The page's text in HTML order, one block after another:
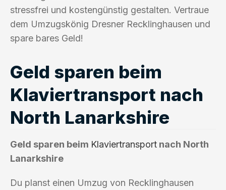
stressfrei und kostengünstig gestalten. Vertraue
dem Umzugskönig Dresner Recklinghausen und
spare bares Geld!
Geld sparen beim
Klaviertransport nach
North Lanarkshire
Geld sparen beim Klaviertransport nach North
Lanarkshire
Du planst einen Umzug von Recklinghausen